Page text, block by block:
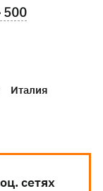
500
Италия
сетях